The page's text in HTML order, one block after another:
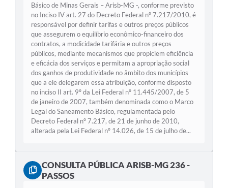
Básico de Minas Gerais – Arisb-MG -, conforme previsto
no Inciso IV art. 27 do Decreto Federal nº 7.217/2010, é
responsável por definir tarifas e outros preços públicos
que assegurem o equilíbrio econômico-financeiro dos
contratos, a modicidade tarifária e outros preços
públicos, mediante mecanismos que propiciem eficiência
e eficácia dos serviços e permitam a apropriação social
dos ganhos de produtividade no âmbito dos municípios
que a ele delegarem essa atribuição, conforme disposto
no inciso II art. 9º da Lei Federal nº 11.445/2007, de 5
de janeiro de 2007, também denominada como o Marco
Legal do Saneamento Básico, regulamentada pelo
Decreto Federal nº 7.217, de 21 de junho de 2010,
alterada pela Lei Federal nº 14.026, de 15 de julho de...
CONSULTA PÚBLICA ARISB-MG 236 -
PASSOS